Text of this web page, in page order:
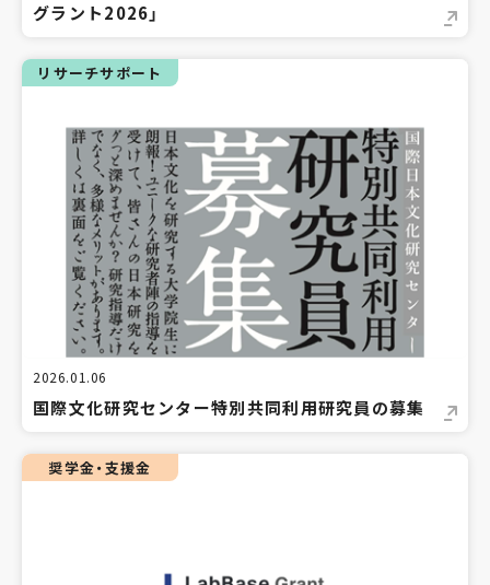
グラント2026」
リサーチサポート
2026.01.06
国際文化研究センター特別共同利用研究員の募集
奨学金・支援金